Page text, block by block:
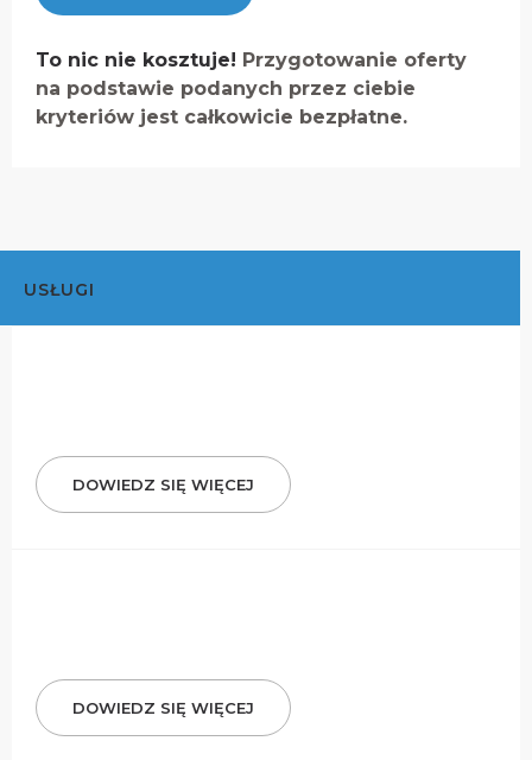
To nic nie kosztuje! Przygotowanie oferty
na podstawie podanych przez ciebie
kryteriów jest całkowicie bezpłatne.
USŁUGI
DOWIEDZ SIĘ WIĘCEJ
DOWIEDZ SIĘ WIĘCEJ